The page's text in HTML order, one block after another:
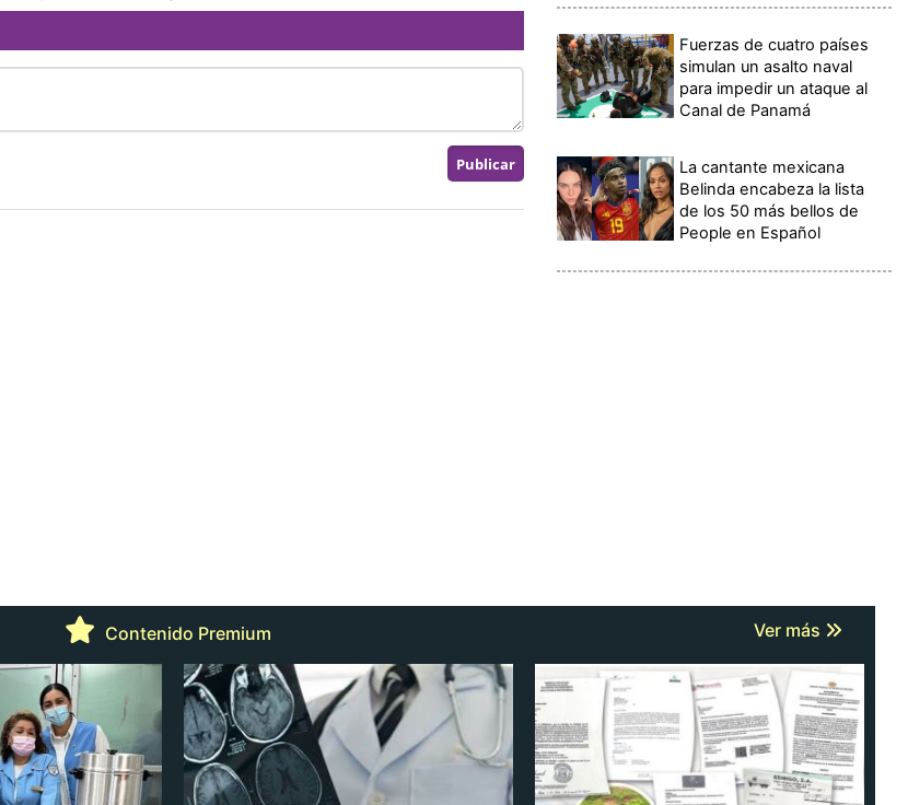
Fuerzas de cuatro países
simulan un asalto naval
para impedir un ataque al
Canal de Panamá
La cantante mexicana
Belinda encabeza la lista
de los 50 más bellos de
People en Español
Contenido Premium Ver más